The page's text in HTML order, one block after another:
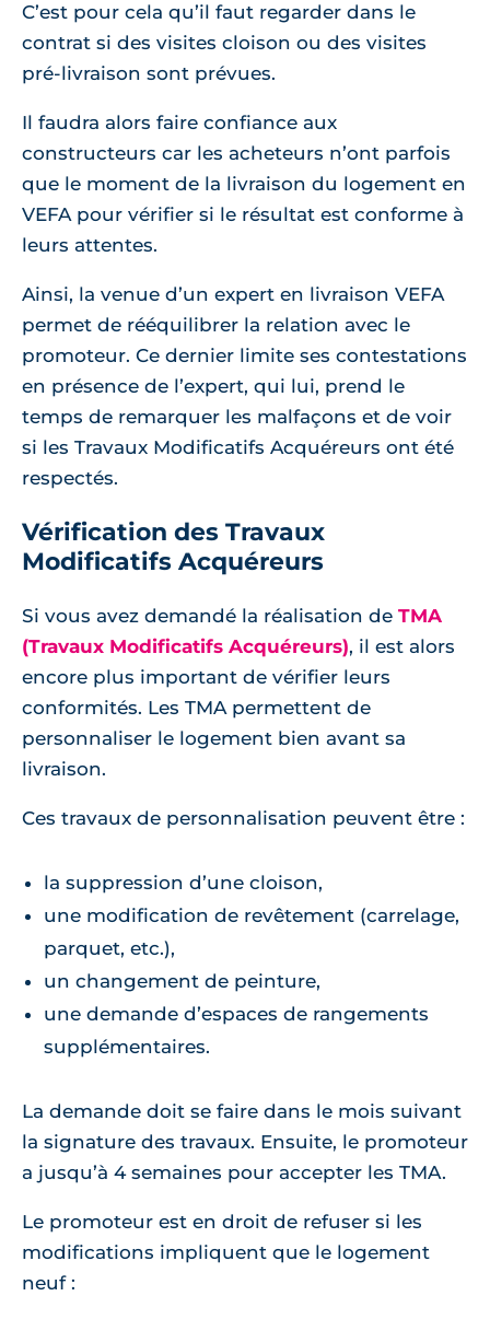
C’est pour cela qu’il faut regarder dans le
contrat si des visites cloison ou des visites
pré-livraison sont prévues.
Il faudra alors faire confiance aux
constructeurs car les acheteurs n’ont parfois
que le moment de la livraison du logement en
VEFA pour vérifier si le résultat est conforme à
leurs attentes.
Ainsi, la venue d’un expert en livraison VEFA
permet de rééquilibrer la relation avec le
promoteur. Ce dernier limite ses contestations
en présence de l’expert, qui lui, prend le
temps de remarquer les malfaçons et de voir
si les Travaux Modificatifs Acquéreurs ont été
respectés.
Vérification des Travaux
Modificatifs Acquéreurs
Si vous avez demandé la réalisation de TMA
(Travaux Modificatifs Acquéreurs), il est alors
encore plus important de vérifier leurs
conformités. Les TMA permettent de
personnaliser le logement bien avant sa
livraison.
Ces travaux de personnalisation peuvent être :
la suppression d’une cloison,
une modification de revêtement (carrelage,
parquet, etc.),
un changement de peinture,
une demande d’espaces de rangements
supplémentaires.
La demande doit se faire dans le mois suivant
la signature des travaux. Ensuite, le promoteur
a jusqu’à 4 semaines pour accepter les TMA.
Le promoteur est en droit de refuser si les
modifications impliquent que le logement
neuf :